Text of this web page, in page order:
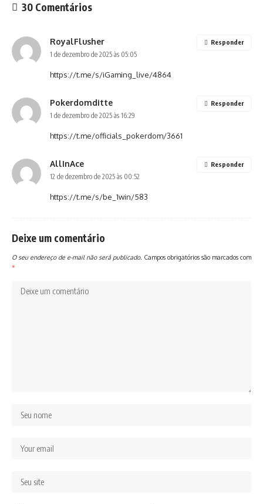
30 Comentários
RoyalFlusher
1 de dezembro de 2025 às 05:05
https://t.me/s/iGaming_live/4864
Responder
Pokerdomditte
1 de dezembro de 2025 às 16:29
https://t.me/officials_pokerdom/3661
Responder
AllInAce
12 de dezembro de 2025 às 00:52
https://t.me/s/be_1win/583
Responder
Deixe um comentário
O seu endereço de e-mail não será publicado. Campos obrigatórios são marcados com
*